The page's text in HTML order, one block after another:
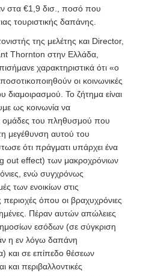
στα €1,9 δισ., ποσό που
τουριστικής δαπάνης.
της μελέτης και Director,
Thornton στην Ελλάδα,
χαρακτηριστικά ότι «ο
οι κοινωνικές
διαμοιρασμού. Το ζήτημα είναι
ως κοινωνία να
ομάδες του πληθυσμού που
μεγέθυνση αυτού του
ότι πράγματι υπάρχει ένα
out effect) των μακροχρόνιων
ενώ συγχρόνως
των ενοικίων στις
περιοχές όπου οι βραχυχρόνιες
Πέραν αυτών απώλειες
εσόδων (σε σύγκριση
η εν λόγω δαπάνη
και σε επίπεδο θέσεων
και περιβαλλοντικές